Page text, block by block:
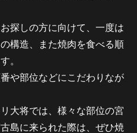
探しの方に向けて、一度は
構造、また焼肉を食べる順
。
や部位などにこだわりなが
大将では、様々な部位の宮
島に来られた際は、ぜひ焼